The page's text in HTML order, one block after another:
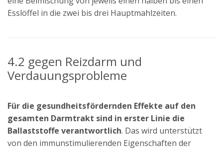
Esslöffel in die zwei bis drei Hauptmahlzeiten.
4.2 gegen Reizdarm und
Verdauungsprobleme
Für die gesundheitsfördernden Effekte auf den
gesamten Darmtrakt sind in erster Linie die
Ballaststoffe verantwortlich. Das wird unterstützt
von den immunstimulierenden Eigenschaften der